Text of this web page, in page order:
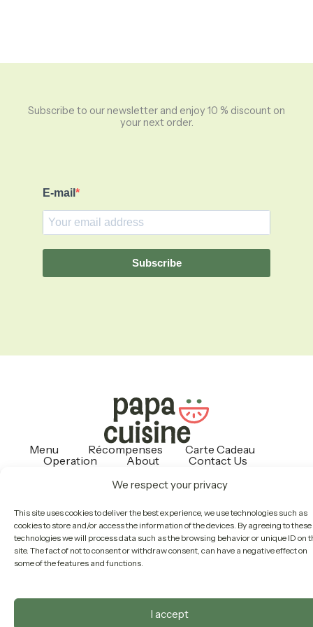
We respect your privacy
This site uses cookies to deliver the best experience, we use technologies such as
cookies to store and/or access the information of the devices. By agreeing to these
technologies we will process data such as the browsing behavior or unique ID on
site. The fact of not to consent or withdraw consent, can have a negative effect on
some of the features and functions.
I accept
Subscribe to our newsletter and enjoy 10 % discount on
your next order.
E-mail
Subscribe
Menu Récompenses
Carte Cadeau
Operation
About
Contact Us
Copyright © 2026 Papa Cuisine